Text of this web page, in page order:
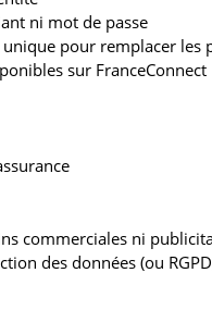
ni mot de passe
pour remplacer les
sur FranceConnect
commerciales ni
des données (ou